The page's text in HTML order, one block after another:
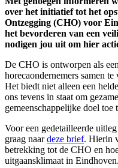
over het initiatief tot het
Ontzegging (CHO) voor
het bevorderen van een
nodigen jou uit om hier
De CHO is ontworpen als
horecaondernemers samen
Het biedt niet alleen een
ons tevens in staat om
gemeenschappelijke doel toe
Voor een gedetailleerde
graag naardeze brief. Hierin
betrekking tot de CHO en
uitgaansklimaat in Eindhoven.